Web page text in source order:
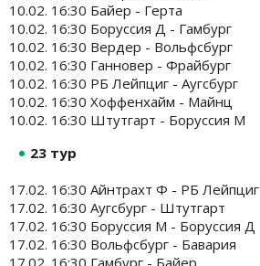
10.02. 16:30 Байер - Герта
10.02. 16:30 Боруссия Д - Гамбург
10.02. 16:30 Вердер - Вольфсбург
10.02. 16:30 Ганновер - Фрайбург
10.02. 16:30 РБ Лейпциг - Аугсбург
10.02. 16:30 Хоффенхайм - Майнц
10.02. 16:30 Штутгарт - Боруссия М
23 тур
17.02. 16:30 Айнтрахт Ф - РБ Лейпциг
17.02. 16:30 Аугсбург - Штутгарт
17.02. 16:30 Боруссия М - Боруссия Д
17.02. 16:30 Вольфсбург - Бавария
17.02. 16:30 Гамбург - Байер